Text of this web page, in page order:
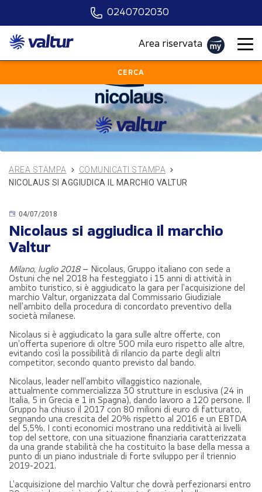
0240702030
Area riservata
CERCA
Scegli la località
Scegli il mezzo
Chi?
PARTI ORA
AREA STAMPA
COMUNICATI STAMPA
NICOLAUS SI AGGIUDICA IL MARCHIO VALTUR
04/07/2018
Nicolaus si aggiudica il marchio
Valtur
Milano, luglio 2018– Nicolaus, Gruppo italiano con sede a
Ostuni che nel 2018 ha festeggiato i 15 anni di attività in
ambito turistico, si è aggiudicato la gara per l’acquisizione del
marchio Valtur, organizzata dal Commissario Giudiziale
nell’ambito della procedura di concordato preventivo della
società milanese.
Nicolaus si è aggiudicato la gara sulle altre offerte, con
un’offerta superiore di oltre 500 mila euro rispetto alle altre,
evitando così la possibilità di rilancio da parte degli altri
competitor, secondo quanto previsto dal bando.
Nicolaus, leader nell’ambito villaggistico nazionale,
attualmente commercializza 30 strutture in esclusiva (24 in
Italia, 5 in Grecia e 1 in Spagna), dando lavoro a 120 persone. Il
Gruppo ha chiuso il 2017 con 80 milioni di euro di fatturato,
segnando una crescita del 20% rispetto al 2016 e un EBTDA
del 5,5%. I conti economici mostrano una redditività ai livelli
top del settore, con una situazione finanziaria caratterizzata
da una grande stabilità che ha costituito la base della messa a
punto di un piano industriale di forte sviluppo per il triennio
2019-2021.
L’acquisizione del marchio Valtur che dovrà perfezionarsi entro